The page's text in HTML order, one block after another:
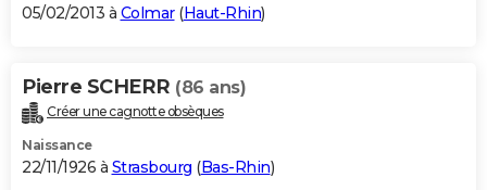
05/02/2013 à Colmar(Haut-Rhin)
Pierre SCHERR (86 ans)
Créer une cagnotte obsèques
Naissance
22/11/1926 à Strasbourg (Bas-Rhin)